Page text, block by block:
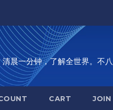
清晨一分钟，了解全世界。不
CART JOIN